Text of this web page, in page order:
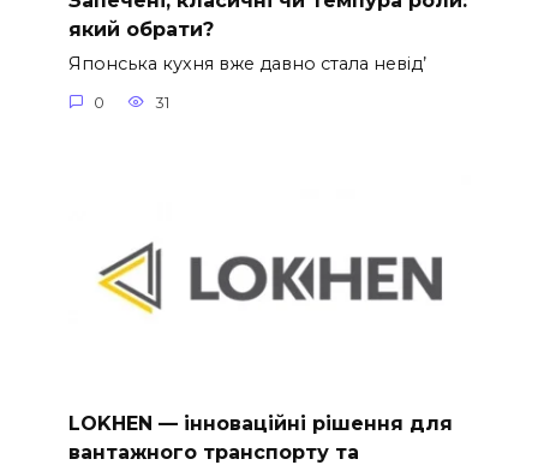
який обрати?
Японська кухня вже давно стала невід’
0 31
LOKHEN — інноваційні рішення для
вантажного транспорту та